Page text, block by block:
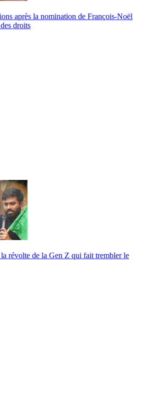
après la nomination de François-Noël
droits
révolte de la Gen Z qui fait trembler le